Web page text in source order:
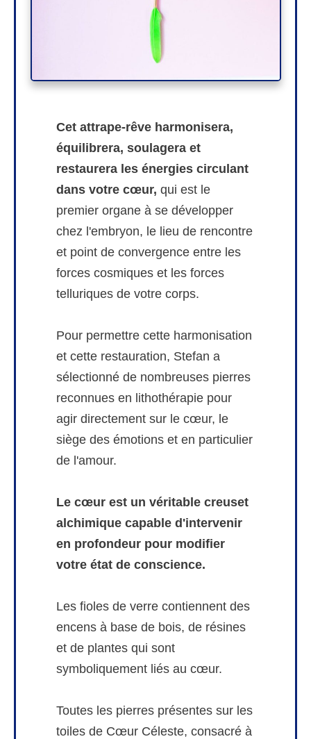
Cet attrape-rêve harmonisera,
équilibrera, soulagera et
restaurera les énergies circulant
dans votre cœur, qui est le
premier organe à se développer
chez l'embryon, le lieu de rencontre
et point de convergence entre les
forces cosmiques et les forces
telluriques de votre corps.
Pour permettre cette harmonisation
et cette restauration, Stefan a
sélectionné de nombreuses pierres
reconnues en lithothérapie pour
agir directement sur le cœur, le
siège des émotions et en particulier
de l'amour.
Le cœur est un véritable creuset
alchimique capable d'intervenir
en profondeur pour modifier
votre état de conscience.
Les fioles de verre contiennent des
encens à base de bois, de résines
et de plantes qui sont
symboliquement liés au cœur.
Toutes les pierres présentes sur les
toiles de Cœur Céleste, consacré à